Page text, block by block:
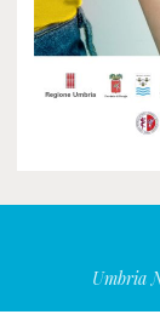
Umbria